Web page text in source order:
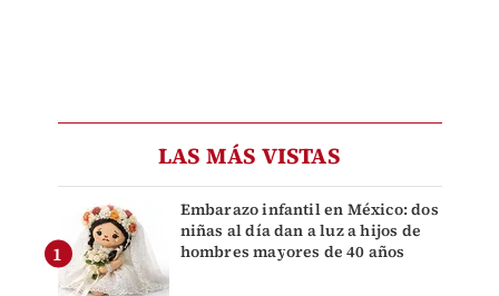
LAS MÁS VISTAS
Embarazo infantil en México: dos
niñas al día dan a luz a hijos de
hombres mayores de 40 años